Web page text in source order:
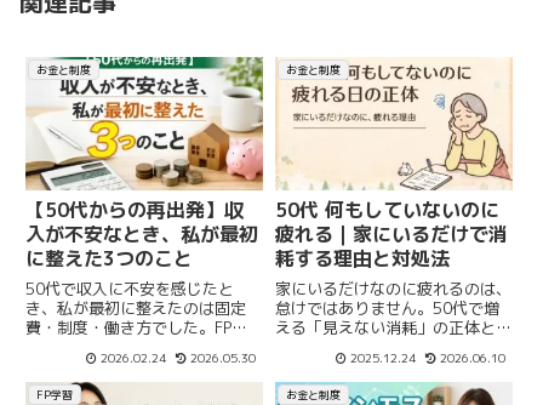
お金と制度
【50代からの再出発】収
入が不安なとき、私が最初
に整えた3つのこと
50代で収入に不安を感じたと
き、私が最初に整えたのは固定
費・制度・働き方でした。FPを
具体的な3つの行動を体験ベース
でまとめます。
2026.02.24 2026.05.30
お金と制度
50代 何もしていないのに
疲れる｜家にいるだけで消
耗する理由と対処法
家にいるだけなのに疲れるのは、
怠けではありません。50代で増
える「見えない消耗」の正体と、
実体験からまとめました。
2025.12.24 2026.06.10
FP学習 お金と制度